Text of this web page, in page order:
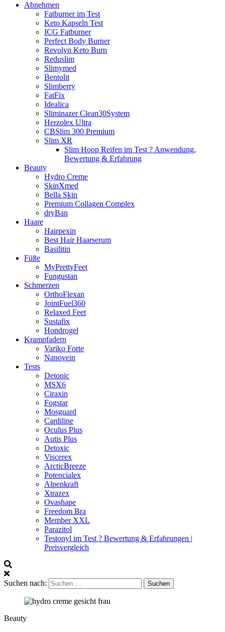
Abnehmen
Fatburner im Test
Keto Kapseln Test
ICG Fatburner
Perfect Body Burner
Revolyn Keto Burn
Reduslim
Slimymed
Bentolit
Slimberry
FatFix
Idealica
Sliminazer Clean30System
Herzolex Ultra
CBSlim 300 Premium
Slim XR
Slim Hoop Reifen im Test ? Anwendung,
Bewertung & Erfahrung
Beauty
Hydro Creme
SkinXmed
Bella Skin
Premium Collagen Complex
dryBan
Haare
Hairpexin
Best Hair Haarserum
Basilitin
Füße
MyPrettyFeet
Fungustan
Schmerzen
OrthoFlexan
JointFuel360
Relaxed Feet
Sustafix
Hondrogel
Krampfadern
Variko Forte
Nanovein
Tests
Detonic
MSX6
Ciraxin
Fogstar
Mosguard
Cardiline
Oculus Plus
Autis Plus
Detoxic
Viscerex
ArcticBreeze
Potencialex
Alpenkraft
Xtrazex
Ovashape
Freedom Bra
Member XXL
Parazitol
Testonyl im Test ? Bewertung & Erfahrungen |
Preisvergleich
Suchen nach:
Beauty